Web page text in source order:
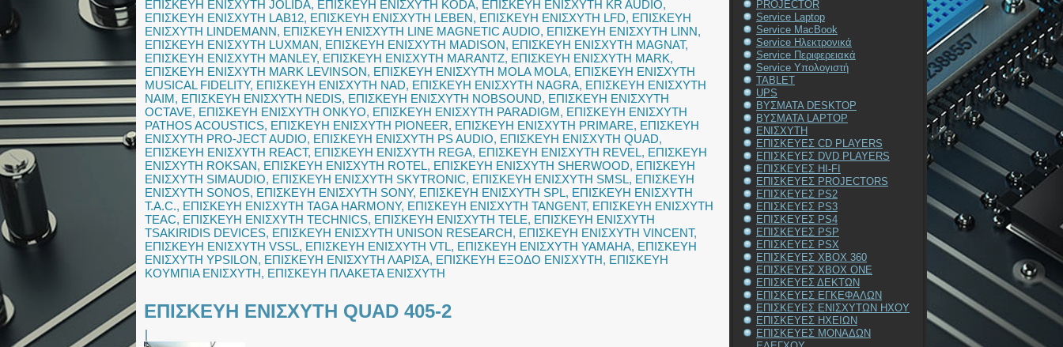
ΕΠΙΣΚΕΥΗ ΕΝΙΣΧΥΤΗ JOLIDA, ΕΠΙΣΚΕΥΗ ΕΝΙΣΧΥΤΗ KODA, ΕΠΙΣΚΕΥΗ ΕΝΙΣΧΥΤΗ KR AUDIO,
ΕΠΙΣΚΕΥΗ ΕΝΙΣΧΥΤΗ LAB12, ΕΠΙΣΚΕΥΗ ΕΝΙΣΧΥΤΗ LEBEN, ΕΠΙΣΚΕΥΗ ΕΝΙΣΧΥΤΗ LFD, ΕΠΙΣΚΕΥΗ
ΕΝΙΣΧΥΤΗ LINDEMANN, ΕΠΙΣΚΕΥΗ ΕΝΙΣΧΥΤΗ LINE MAGNETIC AUDIO, ΕΠΙΣΚΕΥΗ ΕΝΙΣΧΥΤΗ LINN,
ΕΠΙΣΚΕΥΗ ΕΝΙΣΧΥΤΗ LUXMAN, ΕΠΙΣΚΕΥΗ ΕΝΙΣΧΥΤΗ MADISON, ΕΠΙΣΚΕΥΗ ΕΝΙΣΧΥΤΗ MAGNAT,
ΕΠΙΣΚΕΥΗ ΕΝΙΣΧΥΤΗ MANLEY, ΕΠΙΣΚΕΥΗ ΕΝΙΣΧΥΤΗ MARANTZ, ΕΠΙΣΚΕΥΗ ΕΝΙΣΧΥΤΗ MARK,
ΕΠΙΣΚΕΥΗ ΕΝΙΣΧΥΤΗ MARK LEVINSON, ΕΠΙΣΚΕΥΗ ΕΝΙΣΧΥΤΗ MOLA MOLA, ΕΠΙΣΚΕΥΗ ΕΝΙΣΧΥΤΗ
MUSICAL FIDELITY, ΕΠΙΣΚΕΥΗ ΕΝΙΣΧΥΤΗ NAD, ΕΠΙΣΚΕΥΗ ΕΝΙΣΧΥΤΗ NAGRA, ΕΠΙΣΚΕΥΗ ΕΝΙΣΧΥΤΗ
NAIM, ΕΠΙΣΚΕΥΗ ΕΝΙΣΧΥΤΗ NEDIS, ΕΠΙΣΚΕΥΗ ΕΝΙΣΧΥΤΗ NOBSOUND, ΕΠΙΣΚΕΥΗ ΕΝΙΣΧΥΤΗ
OCTAVE, ΕΠΙΣΚΕΥΗ ΕΝΙΣΧΥΤΗ ONKYO, ΕΠΙΣΚΕΥΗ ΕΝΙΣΧΥΤΗ PARADIGM, ΕΠΙΣΚΕΥΗ ΕΝΙΣΧΥΤΗ
PATHOS ACOUSTICS, ΕΠΙΣΚΕΥΗ ΕΝΙΣΧΥΤΗ PIONEER, ΕΠΙΣΚΕΥΗ ΕΝΙΣΧΥΤΗ PRIMARE, ΕΠΙΣΚΕΥΗ
ΕΝΙΣΧΥΤΗ PRO-JECT AUDIO, ΕΠΙΣΚΕΥΗ ΕΝΙΣΧΥΤΗ PS AUDIO, ΕΠΙΣΚΕΥΗ ΕΝΙΣΧΥΤΗ QUAD,
ΕΠΙΣΚΕΥΗ ΕΝΙΣΧΥΤΗ REACT, ΕΠΙΣΚΕΥΗ ΕΝΙΣΧΥΤΗ REGA, ΕΠΙΣΚΕΥΗ ΕΝΙΣΧΥΤΗ REVEL, ΕΠΙΣΚΕΥΗ
ΕΝΙΣΧΥΤΗ ROKSAN, ΕΠΙΣΚΕΥΗ ΕΝΙΣΧΥΤΗ ROTEL, ΕΠΙΣΚΕΥΗ ΕΝΙΣΧΥΤΗ SHERWOOD, ΕΠΙΣΚΕΥΗ
ΕΝΙΣΧΥΤΗ SIMAUDIO, ΕΠΙΣΚΕΥΗ ΕΝΙΣΧΥΤΗ SKYTRONIC, ΕΠΙΣΚΕΥΗ ΕΝΙΣΧΥΤΗ SMSL, ΕΠΙΣΚΕΥΗ
ΕΝΙΣΧΥΤΗ SONOS, ΕΠΙΣΚΕΥΗ ΕΝΙΣΧΥΤΗ SONY, ΕΠΙΣΚΕΥΗ ΕΝΙΣΧΥΤΗ SPL, ΕΠΙΣΚΕΥΗ ΕΝΙΣΧΥΤΗ
T.A.C., ΕΠΙΣΚΕΥΗ ΕΝΙΣΧΥΤΗ TAGA HARMONY, ΕΠΙΣΚΕΥΗ ΕΝΙΣΧΥΤΗ TANGENT, ΕΠΙΣΚΕΥΗ ΕΝΙΣΧΥΤΗ
TEAC, ΕΠΙΣΚΕΥΗ ΕΝΙΣΧΥΤΗ TECHNICS, ΕΠΙΣΚΕΥΗ ΕΝΙΣΧΥΤΗ TELE, ΕΠΙΣΚΕΥΗ ΕΝΙΣΧΥΤΗ
TSAKIRIDIS DEVICES, ΕΠΙΣΚΕΥΗ ΕΝΙΣΧΥΤΗ UNISON RESEARCH, ΕΠΙΣΚΕΥΗ ΕΝΙΣΧΥΤΗ VINCENT,
ΕΠΙΣΚΕΥΗ ΕΝΙΣΧΥΤΗ VSSL, ΕΠΙΣΚΕΥΗ ΕΝΙΣΧΥΤΗ VTL, ΕΠΙΣΚΕΥΗ ΕΝΙΣΧΥΤΗ YAMAHA, ΕΠΙΣΚΕΥΗ
ΕΝΙΣΧΥΤΗ YPSILON, ΕΠΙΣΚΕΥΗ ΕΝΙΣΧΥΤΗ ΛΑΡΙΣΑ, ΕΠΙΣΚΕΥΗ ΕΞΟΔΟ ΕΝΙΣΧΥΤΗ, ΕΠΙΣΚΕΥΗ
ΚΟΥΜΠΙΑ ΕΝΙΣΧΥΤΗ, ΕΠΙΣΚΕΥΗ ΠΛΑΚΕΤΑ ΕΝΙΣΧΥΤΗ
ΕΠΙΣΚΕΥΗ ΕΝΙΣΧΥΤΗ QUAD 405-2
|
PROJECTOR
Service Laptop
Service MacBook
Service Ηλεκτρονικά
Service Περιφερειακά
Service Υπολογιστή
TABLET
UPS
ΒΥΣΜΑΤΑ DESKTOP
ΒΥΣΜΑΤΑ LAPTOP
ΕΝΙΣΧΥΤΗ
ΕΠΙΣΚΕΥΕΣ CD PLAYERS
ΕΠΙΣΚΕΥΕΣ DVD PLAYERS
ΕΠΙΣΚΕΥΕΣ HI-FI
ΕΠΙΣΚΕΥΕΣ PROJECTORS
ΕΠΙΣΚΕΥΕΣ PS2
ΕΠΙΣΚΕΥΕΣ PS3
ΕΠΙΣΚΕΥΕΣ PS4
ΕΠΙΣΚΕΥΕΣ PSP
ΕΠΙΣΚΕΥΕΣ PSX
ΕΠΙΣΚΕΥΕΣ XBOX 360
ΕΠΙΣΚΕΥΕΣ XBOX ONE
ΕΠΙΣΚΕΥΕΣ ΔΕΚΤΩΝ
ΕΠΙΣΚΕΥΕΣ ΕΓΚΕΦΑΛΩΝ
ΕΠΙΣΚΕΥΕΣ ΕΝΙΣΧΥΤΩΝ ΗΧΟΥ
ΕΠΙΣΚΕΥΕΣ ΗΧΕΙΩΝ
ΕΠΙΣΚΕΥΕΣ ΜΟΝΑΔΩΝ